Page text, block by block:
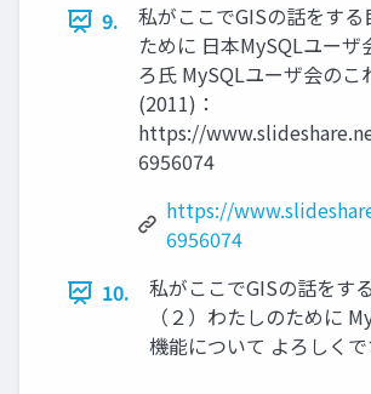
9.
私がここでGISの話をする
ために 日本MySQLユーザ
ろ氏 MySQLユーザ会のこ
(2011)：
https://
6956074
https://
6956074
10.
私がここでGISの話をす
（２）わたしのために
機能について よろしくで